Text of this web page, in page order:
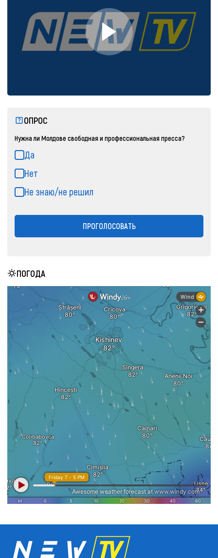
ОПРОС
Нужна ли Молдове свободная и профессиональная пресса?
Да
Нет
Не знаю/не решил
ПРОГОЛОСОВАТЬ
ПОГОДА